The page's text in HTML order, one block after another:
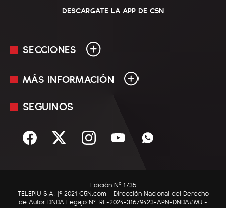
DESCARGATE LA APP DE C5N
SECCIONES
En Vivo
Sociedad
C5N Autos
MÁS INFORMACIÓN
Mediakit
Términos y condiciones
SEGUINOS
Edición Nº 1735
TELEPIU S.A. |© 2021 C5N.com - Dirección Nacional del Derecho
de Autor DNDA Legajo N°: RL-2024-31679423-APN-DNDA#MJ -